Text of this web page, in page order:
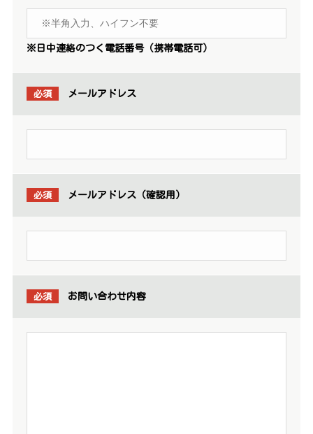
※日中連絡のつく電話番号（携帯電話可）
必須 メールアドレス
必須 メールアドレス（確認用）
必須 お問い合わせ内容